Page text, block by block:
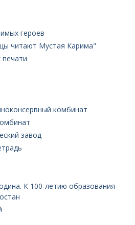
героев
читают Мустая Карима"
печати
комбинат
завод
К 100-летию образования